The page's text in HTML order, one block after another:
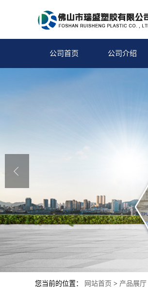
公司首页 公司介绍
您当前的位置： 网站首页 > 产品展厅